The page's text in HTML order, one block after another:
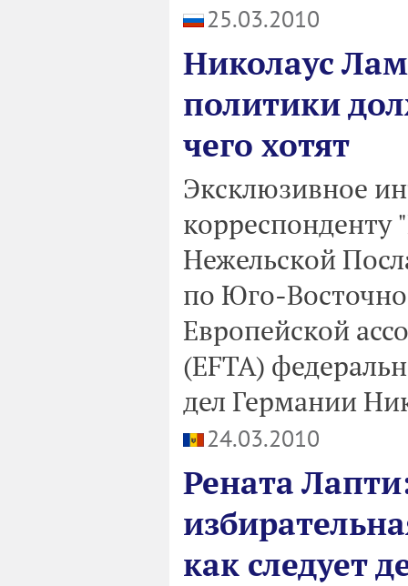
25.03.2010
Николаус
политики
чего хотят
Эксклюзивное
Нежельской
по Юго-
Eвропейской
(EFTA)
дел Германии
24.03.2010
Рената
как следует